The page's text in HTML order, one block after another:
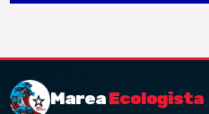
MareaEcologista